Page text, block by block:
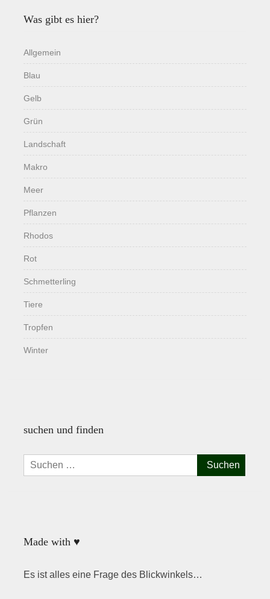
Was gibt es hier?
Allgemein
Blau
Gelb
Grün
Landschaft
Makro
Meer
Pflanzen
Rhodos
Rot
Schmetterling
Tiere
Tropfen
Winter
suchen und finden
Suchen
nach:
Made with ♥
Es ist alles eine Frage des Blickwinkels…